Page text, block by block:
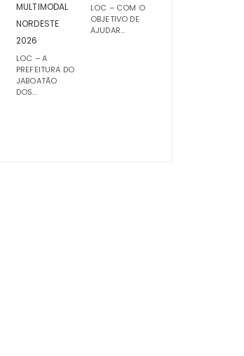
MULTIMODAL
NORDESTE
2026
LOC – A
PREFEITURA DO
JABOATÃO
DOS...
LOC – COM O
OBJETIVO DE
AJUDAR...